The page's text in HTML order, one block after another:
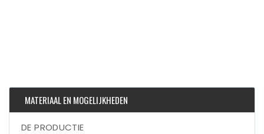
MATERIAAL EN MOGELIJKHEDEN
DE PRODUCTIE